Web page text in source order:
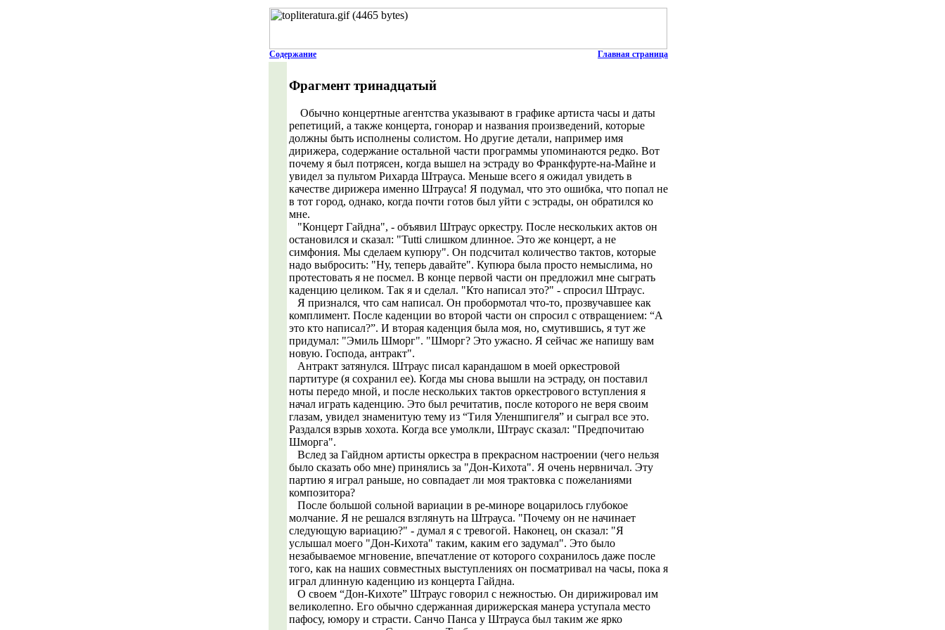
Содержание Главная страница
Фрагменттринадцатый
Обычно концертные агентства указывают в графике артиста часы и даты
репетиций, а также концерта, гонорар и названия произведений, которые
должны быть исполнены солистом. Но другие детали, например имя
дирижера, содержание остальной части программы упоминаются редко. Вот
почему я был потрясен, когда вышел на эстраду во Франкфурте-на-Майне и
увидел за пультом Рихарда Штрауса. Меньше всего я ожидал увидеть в
качестве дирижера именно Штрауса! Я подумал, что это ошибка, что попал не
в тот город, однако, когда почти готов был уйти с эстрады, он обратился ко
мне.
"Концерт Гайдна", - объявил Штраус оркестру. После нескольких актов он
остановился и сказал: "Tutti слишком длинное. Это же концерт, а не
симфония. Мы сделаем купюру". Он подсчитал количество тактов, которые
надо выбросить: "Ну, теперь давайте". Купюра была просто немыслима, но
протестовать я не посмел. В конце первой части он предложил мне сыграть
каденцию целиком. Так я и сделал. "Кто написал это?" - спросил Штраус.
Я признался, что сам написал. Он пробормотал что-то, прозвучавшее как
комплимент. После каденции во второй части он спросил с отвращением: “А
это кто написал?”. И вторая каденция была моя, но, смутившись, я тут же
придумал: "Эмиль Шморг". "Шморг? Это ужасно. Я сейчас же напишу вам
новую. Господа, антракт".
Антракт затянулся. Штраус писал карандашом в моей оркестровой
партитуре (я сохранил ее). Когда мы снова вышли на эстраду, он поставил
ноты передо мной, и после нескольких тактов оркестрового вступления я
начал играть каденцию. Это был речитатив, после которого не веря своим
глазам, увидел знаменитую тему из “Тиля Уленшпигеля” и сыграл все это.
Раздался взрыв хохота. Когда все умолкли, Штраус сказал: "Предпочитаю
Шморга".
Вслед за Гайдном артисты оркестра в прекрасном настроении (чего нельзя
было сказать обо мне) принялись за "Дон-Кихота". Я очень нервничал. Эту
партию я играл раньше, но совпадает ли моя трактовка с пожеланиями
композитора?
После большой сольной вариации в ре-миноре воцарилось глубокое
молчание. Я не решался взглянуть на Штрауса. "Почему он не начинает
следующую вариацию?" - думал я с тревогой. Наконец, он сказал: "Я
услышал моего "Дон-Кихота" таким, каким его задумал". Это было
незабываемое мгновение, впечатление от которого сохранилось даже после
того, как на наших совместных выступлениях он посматривал на часы, пока я
играл длинную каденцию из концерта Гайдна.
О своем “Дон-Кихоте” Штраус говорил с нежностью. Он дирижировал им
великолепно. Его обычно сдержанная дирижерская манера уступала место
пафосу, юмору и страсти. Санчо Панса у Штрауса был таким же ярко